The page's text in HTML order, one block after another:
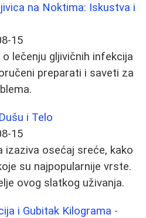
na Noktima: Iskustva i
15
lečenju gljivičnih infekcija
preparati i saveti za
i Telo
15
osećaj sreće, kako
su najpopularnije vrste.
ovog slatkog uživanja.
i Gubitak Kilograma -